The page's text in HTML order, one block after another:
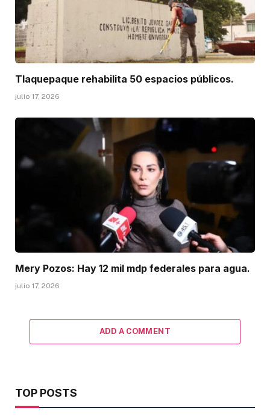
Tlaquepaque rehabilita 50 espacios públicos.
julio 17, 2026
Mery Pozos: Hay 12 mil mdp federales para agua.
julio 17, 2026
ADD A COMMENT
TOP POSTS